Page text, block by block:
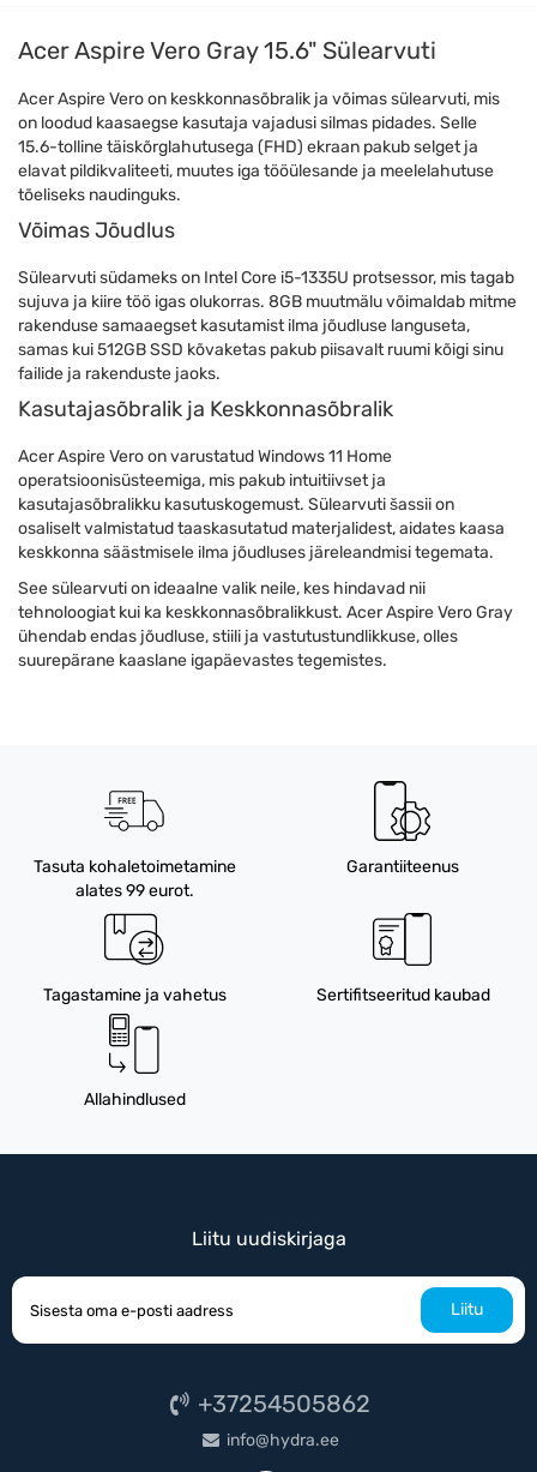
Acer Aspire Vero Gray 15.6" Sülearvuti
Acer Aspire Vero on keskkonnasõbralik ja võimas sülearvuti, mis
on loodud kaasaegse kasutaja vajadusi silmas pidades. Selle
15.6-tolline täiskõrglahutusega (FHD) ekraan pakub selget ja
elavat pildikvaliteeti, muutes iga tööülesande ja meelelahutuse
tõeliseks naudinguks.
Võimas Jõudlus
Sülearvuti südameks on Intel Core i5-1335U protsessor, mis tagab
sujuva ja kiire töö igas olukorras. 8GB muutmälu võimaldab mitme
rakenduse samaaegset kasutamist ilma jõudluse languseta,
samas kui 512GB SSD kõvaketas pakub piisavalt ruumi kõigi sinu
failide ja rakenduste jaoks.
Kasutajasõbralik ja Keskkonnasõbralik
Acer Aspire Vero on varustatud Windows 11 Home
operatsioonisüsteemiga, mis pakub intuitiivset ja
kasutajasõbralikku kasutuskogemust. Sülearvuti šassii on
osaliselt valmistatud taaskasutatud materjalidest, aidates kaasa
keskkonna säästmisele ilma jõudluses järeleandmisi tegemata.
See sülearvuti on ideaalne valik neile, kes hindavad nii
tehnoloogiat kui ka keskkonnasõbralikkust. Acer Aspire Vero Gray
ühendab endas jõudluse, stiili ja vastutustundlikkuse, olles
suurepärane kaaslane igapäevastes tegemistes.
Tasuta kohaletoimetamine
alates 99 eurot.
Garantiiteenus
Tagastamine ja vahetus Sertifitseeritud kaubad
Allahindlused
Liitu uudiskirjaga
Liitu
+37254505862
info@hydra.ee